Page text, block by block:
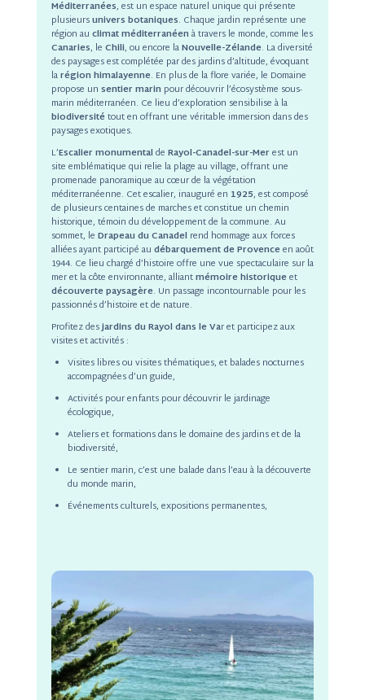
Méditerranées, est un espace naturel unique qui présente
plusieursunivers botaniques. Chaque jardin représente une
région au climat méditerranéen à travers le monde, comme les
Canaries, le Chili, ou encore laNouvelle-Zélande. La diversité
des paysages est complétée par des jardins d’altitude, évoquant
larégion himalayenne. En plus de la flore variée, le Domaine
propose un sentier marin pour découvrir l’écosystème sous-
marin méditerranéen. Ce lieu d’exploration sensibilise à la
biodiversitétout en offrant une véritable immersion dans des
paysages exotiques.
L’Escalier monumental de Rayol-Canadel-sur-Merest un
site emblématique qui relie la plage au village, offrant une
promenade panoramique au cœur de la végétation
méditerranéenne. Cet escalier, inauguré en 1925, est composé
de plusieurs centaines de marches et constitue un chemin
historique, témoin du développement de la commune. Au
sommet, le Drapeau du Canadel rend hommage aux forces
alliées ayant participé au débarquement de Provenceen août
1944. Ce lieu chargé d’histoire offre une vue spectaculaire sur la
mer et la côte environnante, alliantmémoire historiqueet
découverte paysagère. Un passage incontournable pour les
passionnés d’histoire et de nature.
Profitez desjardins du Rayol dans le Var et participez aux
visites et activités :
Visites libres ou visites thématiques, et balades nocturnes
accompagnées d’un guide,
Activités pour enfants pour découvrir le jardinage
écologique,
Ateliers et formations dans le domaine des jardins et de la
biodiversité,
Le sentier marin, c’est une balade dans l’eau à la découverte
du monde marin,
Événements culturels, expositions permanentes,